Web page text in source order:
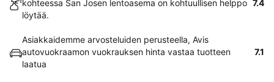
kohteessa San Josen lentoasema on kohtuullisen helppo
löytää.
7.4
Asiakkaidemme arvosteluiden perusteella, Avis
autovuokraamon vuokrauksen hinta vastaa tuotteen
laatua
7.1